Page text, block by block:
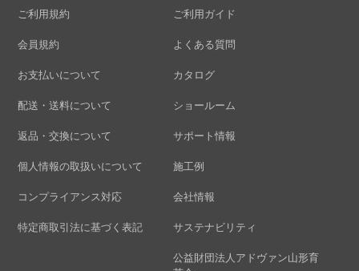
ご利用規約
会員規約
お支払いについて
配送・送料について
返品・交換について
個人情報の取扱いについて
コンプライアンス対応
特定商取引法に基づく表記
ご利用ガイド
よくある質問
カタログ
ショールーム
サポート情報
施工例
会社情報
サステナビリティ
公益財団法人アドヴァン山形育